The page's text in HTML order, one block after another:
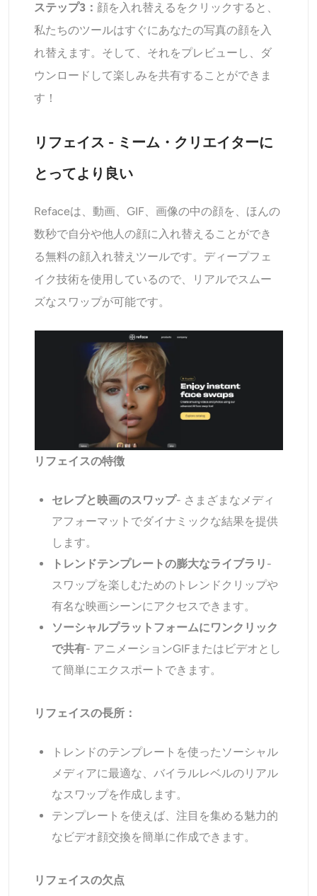
ステップ3： 顔を入れ替えるをクリックすると、
私たちのツールはすぐにあなたの写真の顔を入
れ替えます。そして、それをプレビューし、ダ
ウンロードして楽しみを共有することができま
す！
リフェイス - ミーム・クリエイターに
とってより良い
Refaceは、動画、GIF、画像の中の顔を、ほんの
数秒で自分や他人の顔に入れ替えることができ
る無料の顔入れ替えツールです。ディープフェ
イク技術を使用しているので、リアルでスムー
ズなスワップが可能です。
リフェイスの特徴
セレブと映画のスワップ- さまざまなメディ
アフォーマットでダイナミックな結果を提供
します。
トレンドテンプレートの膨大なライブラリ -
スワップを楽しむためのトレンドクリップや
有名な映画シーンにアクセスできます。
ソーシャルプラットフォームにワンクリック
で共有- アニメーションGIFまたはビデオとし
て簡単にエクスポートできます。
リフェイスの長所：
トレンドのテンプレートを使ったソーシャル
メディアに最適な、バイラルレベルのリアル
なスワップを作成します。
テンプレートを使えば、注目を集める魅力的
なビデオ顔交換を簡単に作成できます。
リフェイスの欠点